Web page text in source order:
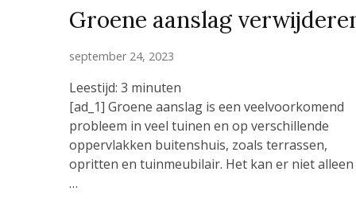
Groene aanslag
september 24, 2023
Leestijd: 3 minuten
[ad_1] Groene aanslag is een veelvoorkomend
probleem in veel tuinen en op verschillende
oppervlakken buitenshuis, zoals terrassen,
opritten en tuinmeubilair. Het kan er niet alleen
…